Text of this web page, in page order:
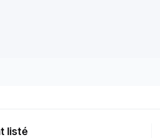
listé